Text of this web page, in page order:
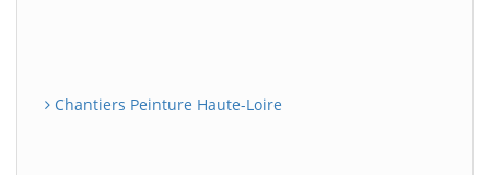
Chantiers Peinture Haute-Loire